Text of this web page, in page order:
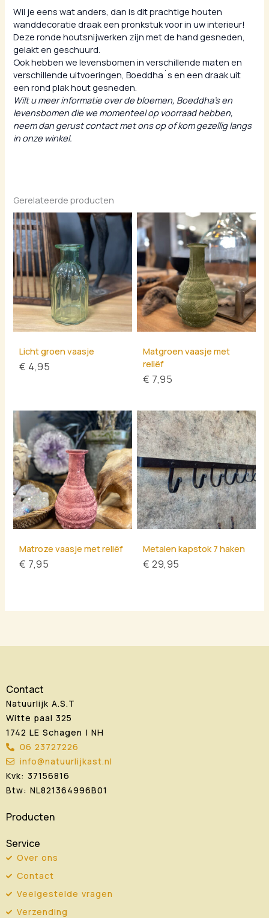
Wil je eens wat anders, dan is dit prachtige houten
wanddecoratie draak een pronkstuk voor in uw interieur!
Deze ronde houtsnijwerken zijn met de hand gesneden,
gelakt en geschuurd.
Ook hebben we levensbomen in verschillende maten en
verschillende uitvoeringen, Boeddha`s en een draak uit
een rond plak hout gesneden.
Wilt u meer informatie over de bloemen, Boeddha’s en
levensbomen die we momenteel op voorraad hebben,
neem dan gerust contact met ons op of kom gezellig langs
in onze winkel.
Gerelateerde producten
Licht groen vaasje
€ 4,95
Matgroen vaasje met
reliëf
€ 7,95
Matroze vaasje met reliëf
€ 7,95
Metalen kapstok 7 haken
€ 29,95
Contact
Natuurlijk A.S.T
Witte paal 325
1742 LE Schagen | NH
06 23727226
info@natuurlijkast.nl
Kvk: 37156816
Btw: NL821364996B01
Producten
Service
Over ons
Contact
Veelgestelde vragen
Verzending